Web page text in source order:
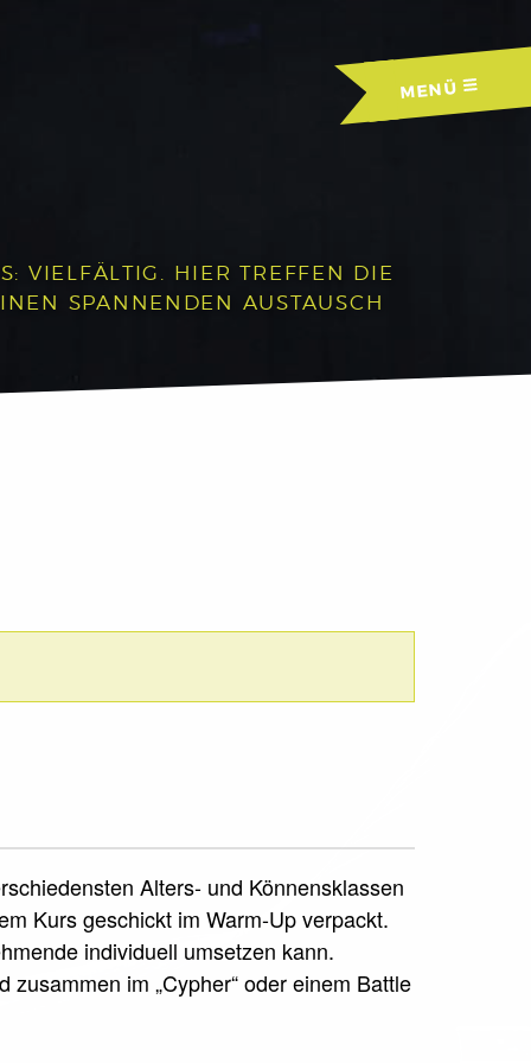
MENÜ
VIELFÄLTIG. HIER TREFFEN DIE
SPANNENDEN AUSTAUSCH
Alters- und Könnensklassen
Kurs geschickt im Warm-Up verpackt.
individuell umsetzen kann.
im „Cypher“ oder einem Battle